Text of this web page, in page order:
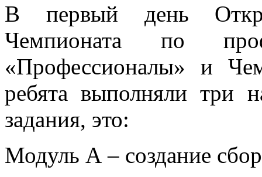
В первый день
Чемпионата по
«Профессионалы» и
ребята выполняли три
задания, это:
Модуль А – создание